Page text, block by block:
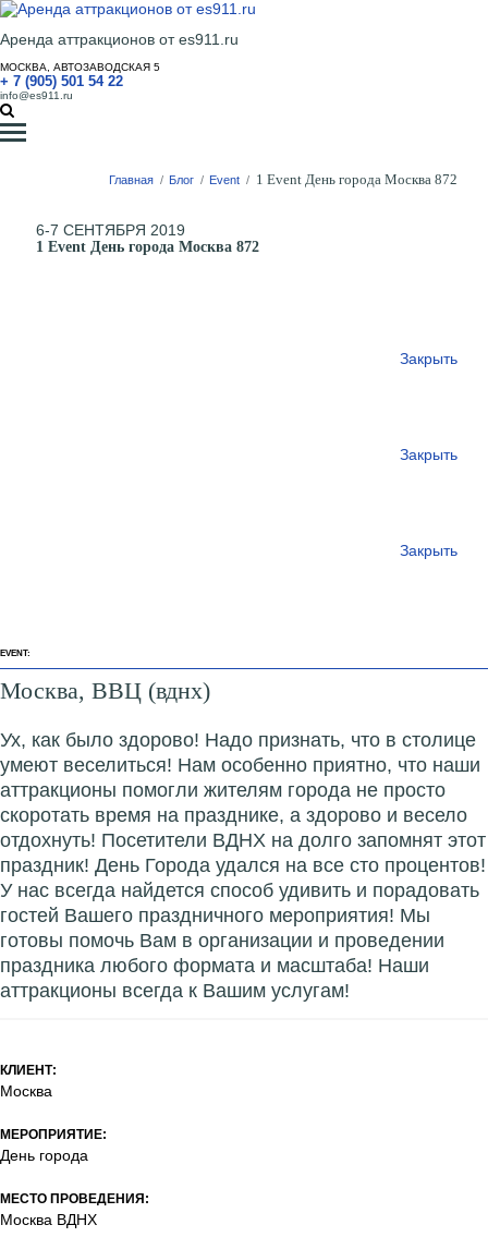
Аренда аттракционов от es911.ru
МОСКВА, АВТОЗАВОДСКАЯ 5
+ 7 (905) 501 54 22
info@es911.ru
Главная / Блог / Event / 1 Event День города Москва 872
6-7 СЕНТЯБРЯ 2019
1 Event День города Москва 872
Закрыть
Закрыть
Закрыть
EVENT:
Москва, ВВЦ (вднх)
Ух, как было здорово! Надо признать, что в столице
умеют веселиться! Нам особенно приятно, что наши
аттракционы помогли жителям города не просто
скоротать время на празднике, а здорово и весело
отдохнуть! Посетители ВДНХ на долго запомнят этот
праздник! День Города удался на все сто процентов!
У нас всегда найдется способ удивить и порадовать
гостей Вашего праздничного мероприятия! Мы
готовы помочь Вам в организации и проведении
праздника любого формата и масштаба! Наши
аттракционы всегда к Вашим услугам!
КЛИЕНТ:
Москва
МЕРОПРИЯТИЕ:
День города
МЕСТО ПРОВЕДЕНИЯ:
Москва ВДНХ